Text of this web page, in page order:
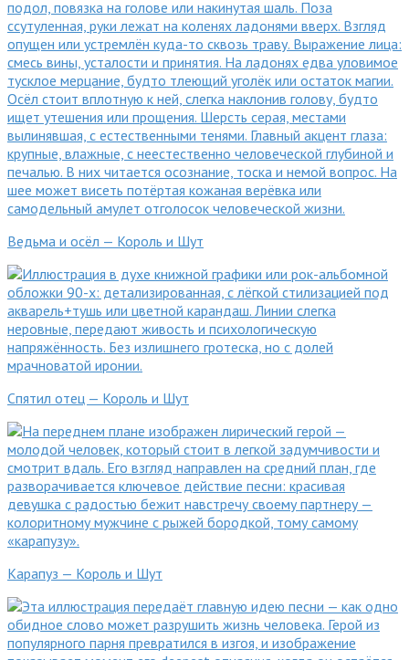
Ведьма и осёл — Король и Шут
Спятил отец — Король и Шут
Карапуз — Король и Шут